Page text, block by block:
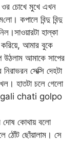
ওর চোখে মুখে এখন
কপালে বিন্দু বিন্দু
হাল্কা
আমার বুকে
আমাকে সাপের
সে‌ক্সি দেহটা
হাতটা চলে গেলো
chati golpo
দোষ কোথায় বলো
ঠোঁট ছোঁয়ালাম। সে